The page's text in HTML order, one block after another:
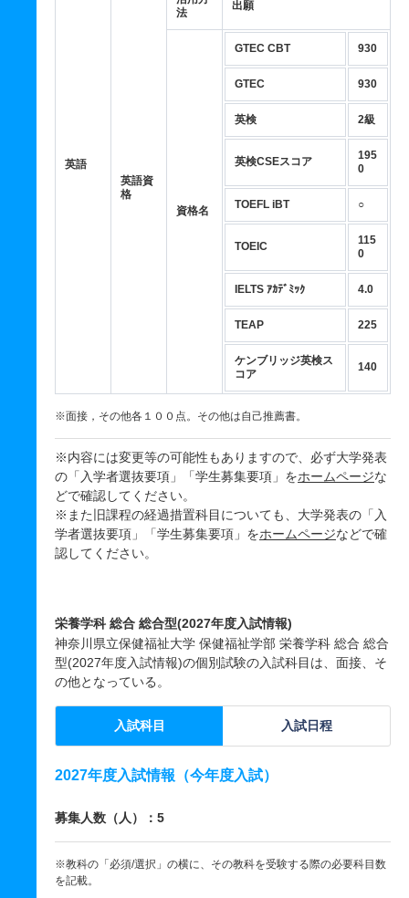
英語
英語資
格
法
出願
資格名
GTEC CBT 930
GTEC 930
英検 2級
英検CSEスコア
195
0
TOEFL iBT ○
TOEIC
115
0
IELTS ｱｶﾃﾞﾐｯｸ 4.0
TEAP 225
ケンブリッジ英検ス
コア
140
※面接，その他各１００点。その他は自己推薦書。
※内容には変更等の可能性もありますので、必ず大学発表
の「入学者選抜要項」「学生募集要項」をホームページな
どで確認してください。
※また旧課程の経過措置科目についても、大学発表の「入
学者選抜要項」「学生募集要項」をホームページなどで確
認してください。
栄養学科 総合 総合型(2027年度入試情報)
神奈川県立保健福祉大学 保健福祉学部 栄養学科 総合 総合
型(2027年度入試情報)の個別試験の入試科目は、面接、そ
の他となっている。
入試科目 入試日程
2027年度入試情報（今年度入試）
募集人数（人）：5
※教科の「必須/選択」の横に、その教科を受験する際の必要科目数
を記載。